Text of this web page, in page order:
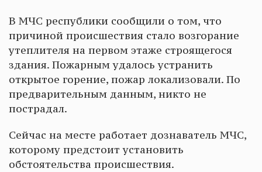
В МЧС республики сообщили о том, что
причиной происшествия стало возгорание
утеплителя на первом этаже строящегося
здания. Пожарным удалось устранить
открытое горение, пожар локализовали. По
предварительным данным, никто не
пострадал.
Сейчас на месте работает дознаватель МЧС,
которому предстоит установить
обстоятельства происшествия.